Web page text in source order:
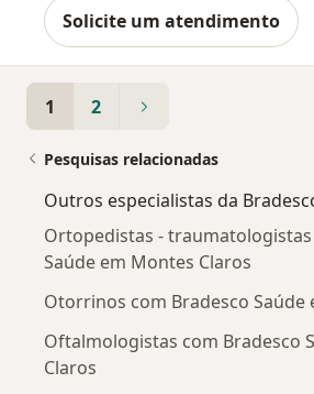
Solicite um atendimento
1 2
Pesquisas relacionadas
Outros especialistas da
Ortopedistas -
Saúde em Montes Claros
Otorrinos com Bradesco Saúde
Oftalmologistas com Bradesco
Claros